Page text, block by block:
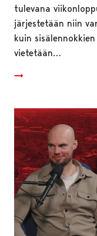
tulevana
järjestetään niin
kuin
vietetään…